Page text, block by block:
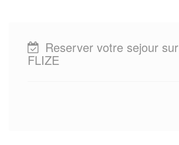
Reserver votre sejour sur
FLIZE